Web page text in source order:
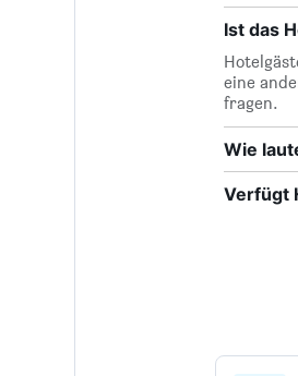
Ist das
eine
fragen.
Wie
Verfügt